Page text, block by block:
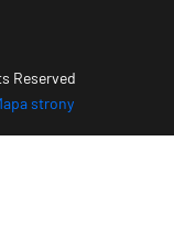
Reserved
strony